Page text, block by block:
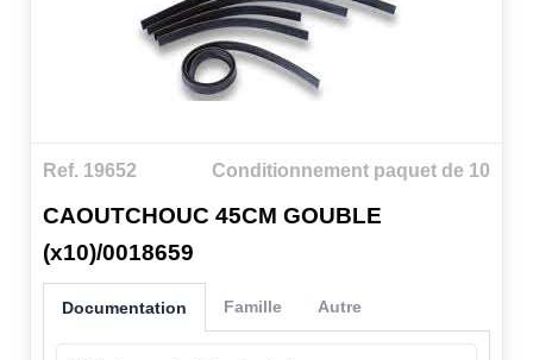
Ref. 19652 Conditionnement paquet de 10
CAOUTCHOUC 45CM GOUBLE
(x10)/0018659
Documentation Famille Autre